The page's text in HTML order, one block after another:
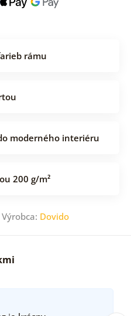
rámu
moderného interiéru
200 g/m²
Dovido